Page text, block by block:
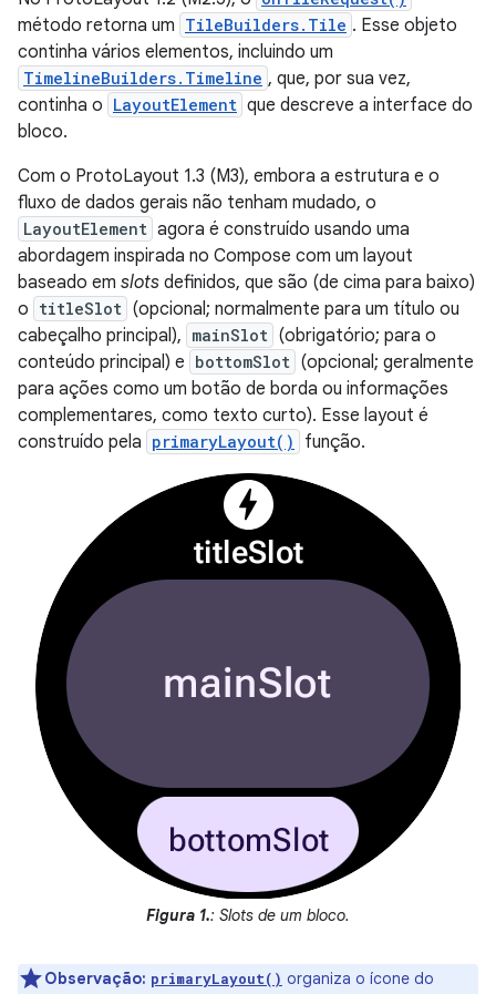
método retorna um TileBuilders.Tile . Esse objeto
continha vários elementos, incluindo um
TimelineBuilders.Timeline , que, por sua vez,
continha o LayoutElement que descreve a interface do
bloco.
Com o ProtoLayout 1.3 (M3), embora a estrutura e o
fluxo de dados gerais não tenham mudado, o
LayoutElement agora é construído usando uma
abordagem inspirada no Compose com um layout
baseado em slots definidos, que são (de cima para baixo)
o titleSlot (opcional; normalmente para um título ou
cabeçalho principal), mainSlot (obrigatório; para o
conteúdo principal) e bottomSlot (opcional; geralmente
para ações como um botão de borda ou informações
complementares, como texto curto). Esse layout é
construído pela primaryLayout() função.
Figura 1.: Slots de um bloco.
Observação: primaryLayout() organiza o ícone do